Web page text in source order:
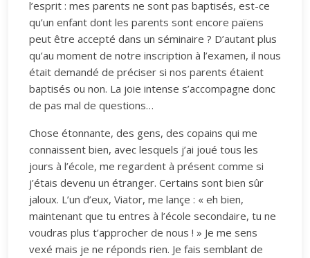
l’esprit : mes parents ne sont pas baptisés, est-ce
qu’un enfant dont les parents sont encore païens
peut être accepté dans un séminaire ? D’autant plus
qu’au moment de notre inscription à l’examen, il nous
était demandé de préciser si nos parents étaient
baptisés ou non. La joie intense s’accompagne donc
de pas mal de questions…
Chose étonnante, des gens, des copains qui me
connaissent bien, avec lesquels j’ai joué tous les
jours à l’école, me regardent à présent comme si
j’étais devenu un étranger. Certains sont bien sûr
jaloux. L’un d’eux, Viator, me lançe : « eh bien,
maintenant que tu entres à l’école secondaire, tu ne
voudras plus t’approcher de nous ! » Je me sens
vexé mais je ne réponds rien. Je fais semblant de